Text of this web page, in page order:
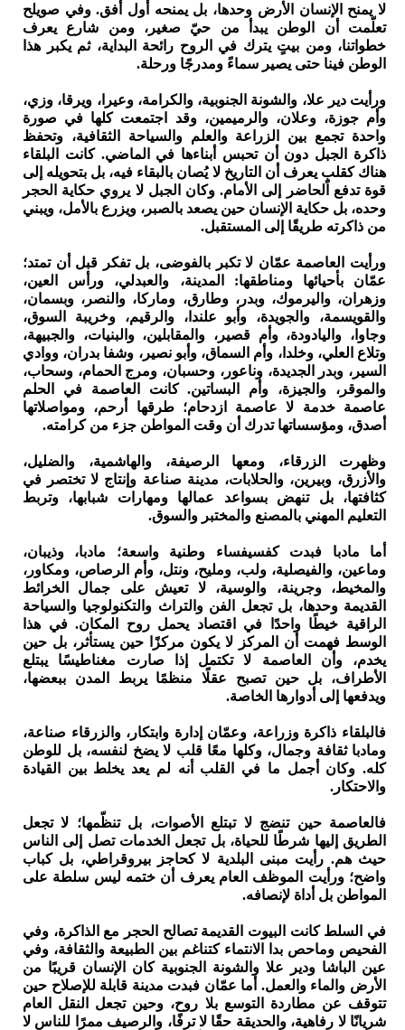
لا يمنح الإنسان الأرض وحدها، بل يمنحه أول أفق. وفي صويلح
تعلّمت أن الوطن يبدأ من حيّ صغير، ومن شارع يعرف
خطواتنا، ومن بيتٍ يترك في الروح رائحة البداية، ثم يكبر هذا
الوطن فينا حتى يصير سماءً ومدرجًا ورحلة.
ورأيت دير علا، والشونة الجنوبية، والكرامة، وعيرا، ويرقا، وزي،
وأم جوزة، وعلان، والرميمين، وقد اجتمعت كلها في صورة
واحدة تجمع بين الزراعة والعلم والسياحة الثقافية، وتحفظ
ذاكرة الجبل دون أن تحبس أبناءها في الماضي. كانت البلقاء
هناك كقلبٍ يعرف أن التاريخ لا يُصان بالبقاء فيه، بل بتحويله إلى
قوة تدفع الحاضر إلى الأمام. وكان الجبل لا يروي حكاية الحجر
وحده، بل حكاية الإنسان حين يصعد بالصبر، ويزرع بالأمل، ويبني
من ذاكرته طريقًا إلى المستقبل.
ورأيت العاصمة عمّان لا تكبر بالفوضى، بل تفكر قبل أن تمتد؛
عمّان بأحيائها ومناطقها: المدينة، والعبدلي، ورأس العين،
وزهران، واليرموك، وبدر، وطارق، وماركا، والنصر، وبسمان،
والقويسمة، والجويدة، وأبو علندا، والرقيم، وخريبة السوق،
وجاوا، واليادودة، وأم قصير، والمقابلين، والبنيات، والجبيهة،
وتلاع العلي، وخلدا، وأم السماق، وأبو نصير، وشفا بدران، ووادي
السير، وبدر الجديدة، وناعور، وحسبان، ومرج الحمام، وسحاب،
والموقر، والجيزة، وأم البساتين. كانت العاصمة في الحلم
عاصمة خدمة لا عاصمة ازدحام؛ طرقها أرحم، ومواصلاتها
أصدق، ومؤسساتها تدرك أن وقت المواطن جزء من كرامته.
وظهرت الزرقاء، ومعها الرصيفة، والهاشمية، والضليل،
والأزرق، وبيرين، والحلابات، مدينة صناعة وإنتاج لا تختصر في
كثافتها، بل تنهض بسواعد عمالها ومهارات شبابها، وتربط
التعليم المهني بالمصنع والمختبر والسوق.
أما مادبا فبدت كفسيفساء وطنية واسعة؛ مادبا، وذيبان،
وماعين، والفيصلية، ولب، ومليح، ونتل، وأم الرصاص، ومكاور،
والمخيط، وجرينة، والوسية، لا تعيش على جمال الخرائط
القديمة وحدها، بل تجعل الفن والتراث والتكنولوجيا والسياحة
الراقية خيطًا واحدًا في اقتصاد يحمل روح المكان. في هذا
الوسط فهمت أن المركز لا يكون مركزًا حين يستأثر، بل حين
يخدم، وأن العاصمة لا تكتمل إذا صارت مغناطيسًا يبتلع
الأطراف، بل حين تصبح عقلًا منظمًا يربط المدن ببعضها،
ويدفعها إلى أدوارها الخاصة.
فالبلقاء ذاكرة وزراعة، وعمّان إدارة وابتكار، والزرقاء صناعة،
ومادبا ثقافة وجمال، وكلها معًا قلب لا يضخ لنفسه، بل للوطن
كله. وكان أجمل ما في القلب أنه لم يعد يخلط بين القيادة
والاحتكار.
فالعاصمة حين تنضج لا تبتلع الأصوات، بل تنظّمها؛ لا تجعل
الطريق إليها شرطًا للحياة، بل تجعل الخدمات تصل إلى الناس
حيث هم. رأيت مبنى البلدية لا كحاجز بيروقراطي، بل كباب
واضح؛ ورأيت الموظف العام يعرف أن ختمه ليس سلطة على
المواطن بل أداة لإنصافه.
في السلط كانت البيوت القديمة تصالح الحجر مع الذاكرة، وفي
الفحيص وماحص بدا الانتماء كتناغم بين الطبيعة والثقافة، وفي
عين الباشا ودير علا والشونة الجنوبية كان الإنسان قريبًا من
الأرض والماء والعمل. أما عمّان فبدت مدينة قابلة للإصلاح حين
تتوقف عن مطاردة التوسع بلا روح، وحين تجعل النقل العام
شريانًا لا رفاهية، والحديقة حقًا لا ترفًا، والرصيف ممرًا للناس لا